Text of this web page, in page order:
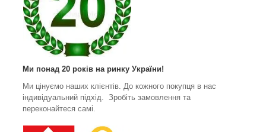
Ми понад 20 років на ринку України!
Ми цінуємо наших клієнтів. До кожного покупця в нас
індивідуальний підхід. Зробіть замовлення та
переконайтеся самі.